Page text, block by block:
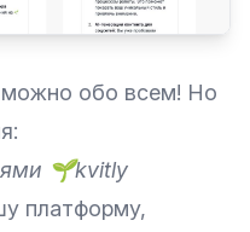
обо всем! Но
🌱kvitly
платформу,